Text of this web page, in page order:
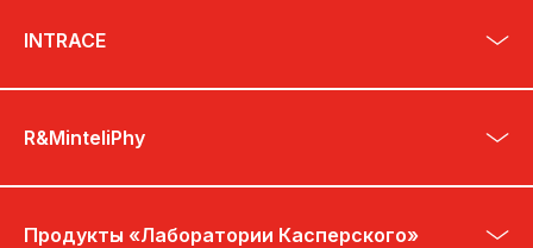
INTRACE
R&MinteliPhy
Продукты «Лаборатории Касперского»